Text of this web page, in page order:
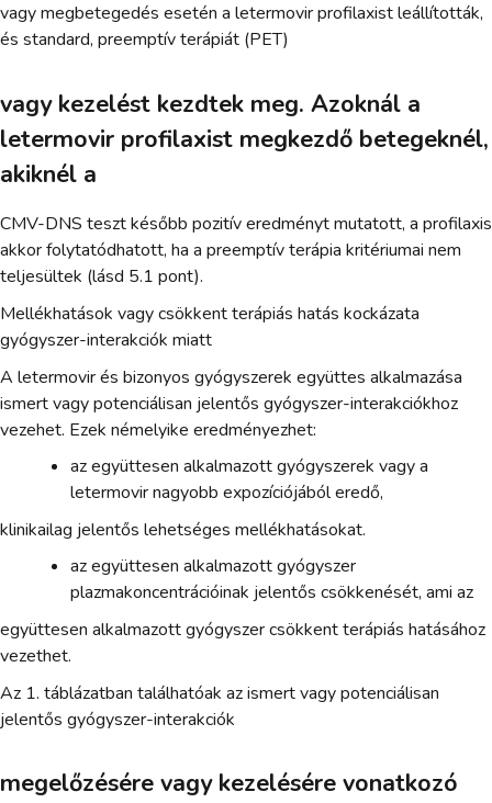
vagy megbetegedés esetén a letermovir profilaxist leállították,
és standard, preemptív terápiát (PET)
vagy kezelést kezdtek meg. Azoknál a
letermovir profilaxist megkezdő betegeknél,
akiknél a
CMV-DNS teszt később pozitív eredményt mutatott, a profilaxis
akkor folytatódhatott, ha a preemptív terápia kritériumai nem
teljesültek (lásd 5.1 pont).
Mellékhatások vagy csökkent terápiás hatás kockázata
gyógyszer-interakciók miatt
A letermovir és bizonyos gyógyszerek együttes alkalmazása
ismert vagy potenciálisan jelentős gyógyszer-interakciókhoz
vezehet. Ezek némelyike eredményezhet:
az együttesen alkalmazott gyógyszerek vagy a
letermovir nagyobb expozíciójából eredő,
klinikailag jelentős lehetséges mellékhatásokat.
az együttesen alkalmazott gyógyszer
plazmakoncentrációinak jelentős csökkenését, ami az
együttesen alkalmazott gyógyszer csökkent terápiás hatásához
vezethet.
Az 1. táblázatban találhatóak az ismert vagy potenciálisan
jelentős gyógyszer-interakciók
megelőzésére vagy kezelésére vonatkozó